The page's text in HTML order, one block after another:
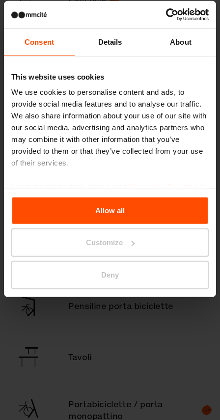
Consent Details About
This website uses cookies
We use cookies to personalise content and ads, to
provide social media features and to analyse our traffic.
We also share information about your use of our site with
our social media, advertising and analytics partners who
may combine it with other information that you’ve
provided to them or that they’ve collected from your use
of their services.
the Processing Personal Data.
Allow all
Customize
Deny
Cestini
Posaceneri
Pensiline fumatori
Pensiline porta biciclette
Tavoli
Portabiciclette / porta
monopattino